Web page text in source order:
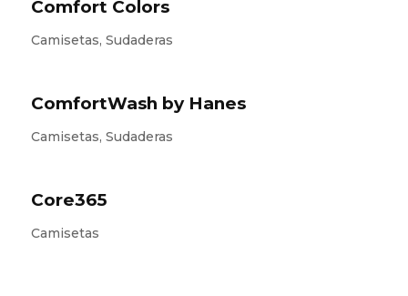
Comfort Colors
Camisetas, Sudaderas
ComfortWash by Hanes
Camisetas, Sudaderas
Core365
Camisetas